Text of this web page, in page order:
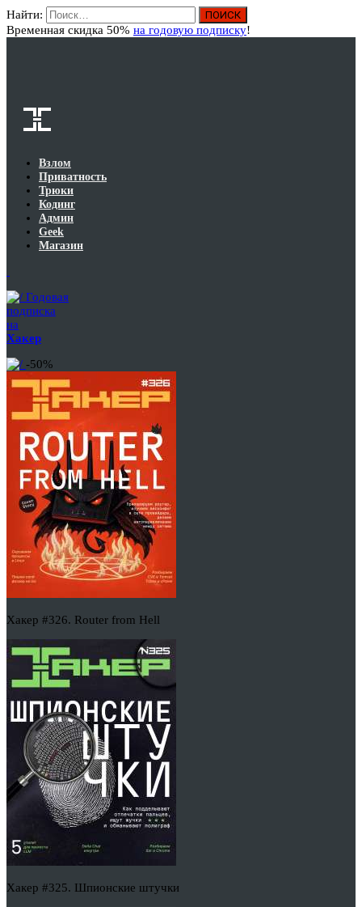
Найти:
Временная скидка 50% на годовую подписку!
Взлом
Приватность
Трюки
Кодинг
Админ
Geek
Магазин
Годовая
подписка
на
Хакер
-50%
Хакер #326. Router from Hell
Хакер #325. Шпионские штучки